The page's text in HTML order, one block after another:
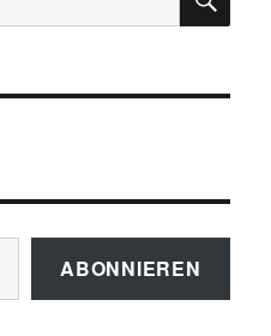
ABONNIEREN